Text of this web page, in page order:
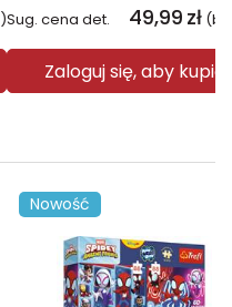
Sug. cena det. 49,99 zł
Zaloguj się, aby kupić
Nowość